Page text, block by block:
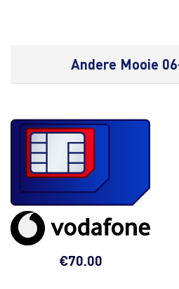
Andere Mooie
€70.00